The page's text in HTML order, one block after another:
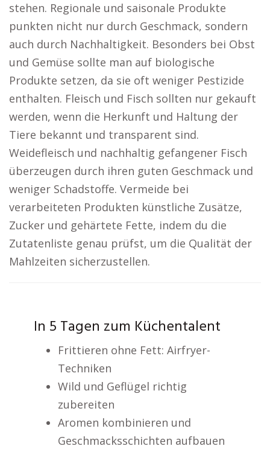
stehen. Regionale und saisonale Produkte
punkten nicht nur durch Geschmack, sondern
auch durch Nachhaltigkeit. Besonders bei Obst
und Gemüse sollte man auf biologische
Produkte setzen, da sie oft weniger Pestizide
enthalten. Fleisch und Fisch sollten nur gekauft
werden, wenn die Herkunft und Haltung der
Tiere bekannt und transparent sind.
Weidefleisch und nachhaltig gefangener Fisch
überzeugen durch ihren guten Geschmack und
weniger Schadstoffe. Vermeide bei
verarbeiteten Produkten künstliche Zusätze,
Zucker und gehärtete Fette, indem du die
Zutatenliste genau prüfst, um die Qualität der
Mahlzeiten sicherzustellen.
In 5 Tagen zum Küchentalent
Frittieren ohne Fett: Airfryer-
Techniken
Wild und Geflügel richtig
zubereiten
Aromen kombinieren und
Geschmacksschichten aufbauen